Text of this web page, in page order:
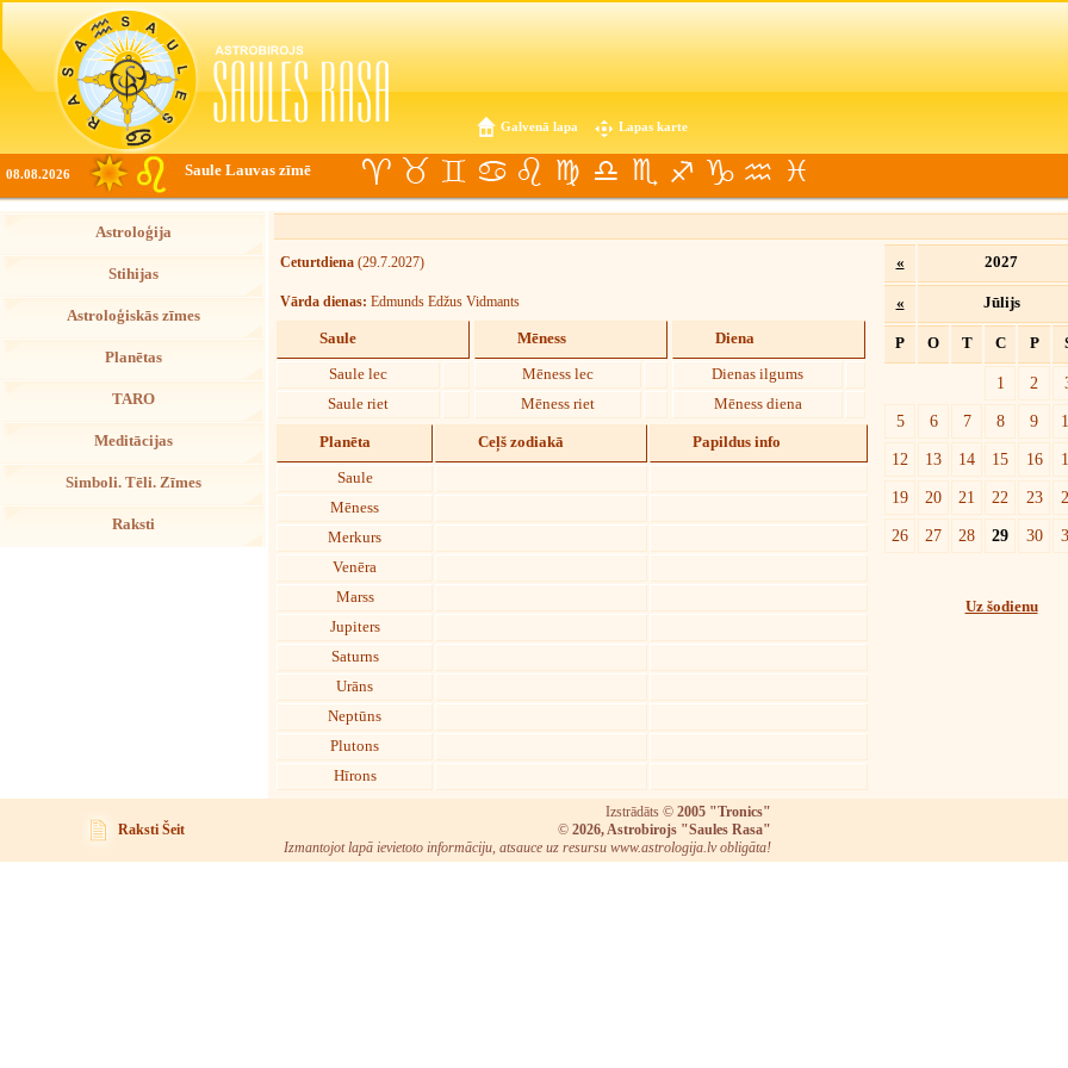
Galvenā lapa Lapas karte
08.08.2026 Saule Lauvas zīmē
Astroloģija
Stihijas
Astroloģiskās zīmes
Planētas
TARO
Meditācijas
Simboli. Tēli. Zīmes
Raksti
Ceturtdiena (29.7.2027)
Vārda dienas: Edmunds Edžus Vidmants
Saule
Saule lec
Saule riet
Mēness
Mēness lec
Mēness riet
Diena
Dienas ilgums
Mēness diena
Planēta Ceļš zodiakā Papildus info
Saule
Mēness
Merkurs
Venēra
Marss
Jupiters
Saturns
Urāns
Neptūns
Plutons
Hīrons
« 2027
« Jūlijs
P O T C P
1 2
5
6 7 8 9
12
13 14 15 16
19
20 21 22 23
26
27 28 29 30
Uz šodienu
Raksti Šeit
Izstrādāts © 2005 "Tronics"
© 2026, Astrobirojs "Saules Rasa"
Izmantojot lapā ievietoto informāciju, atsauce uz resursu www.astrologija.lv obligāta!